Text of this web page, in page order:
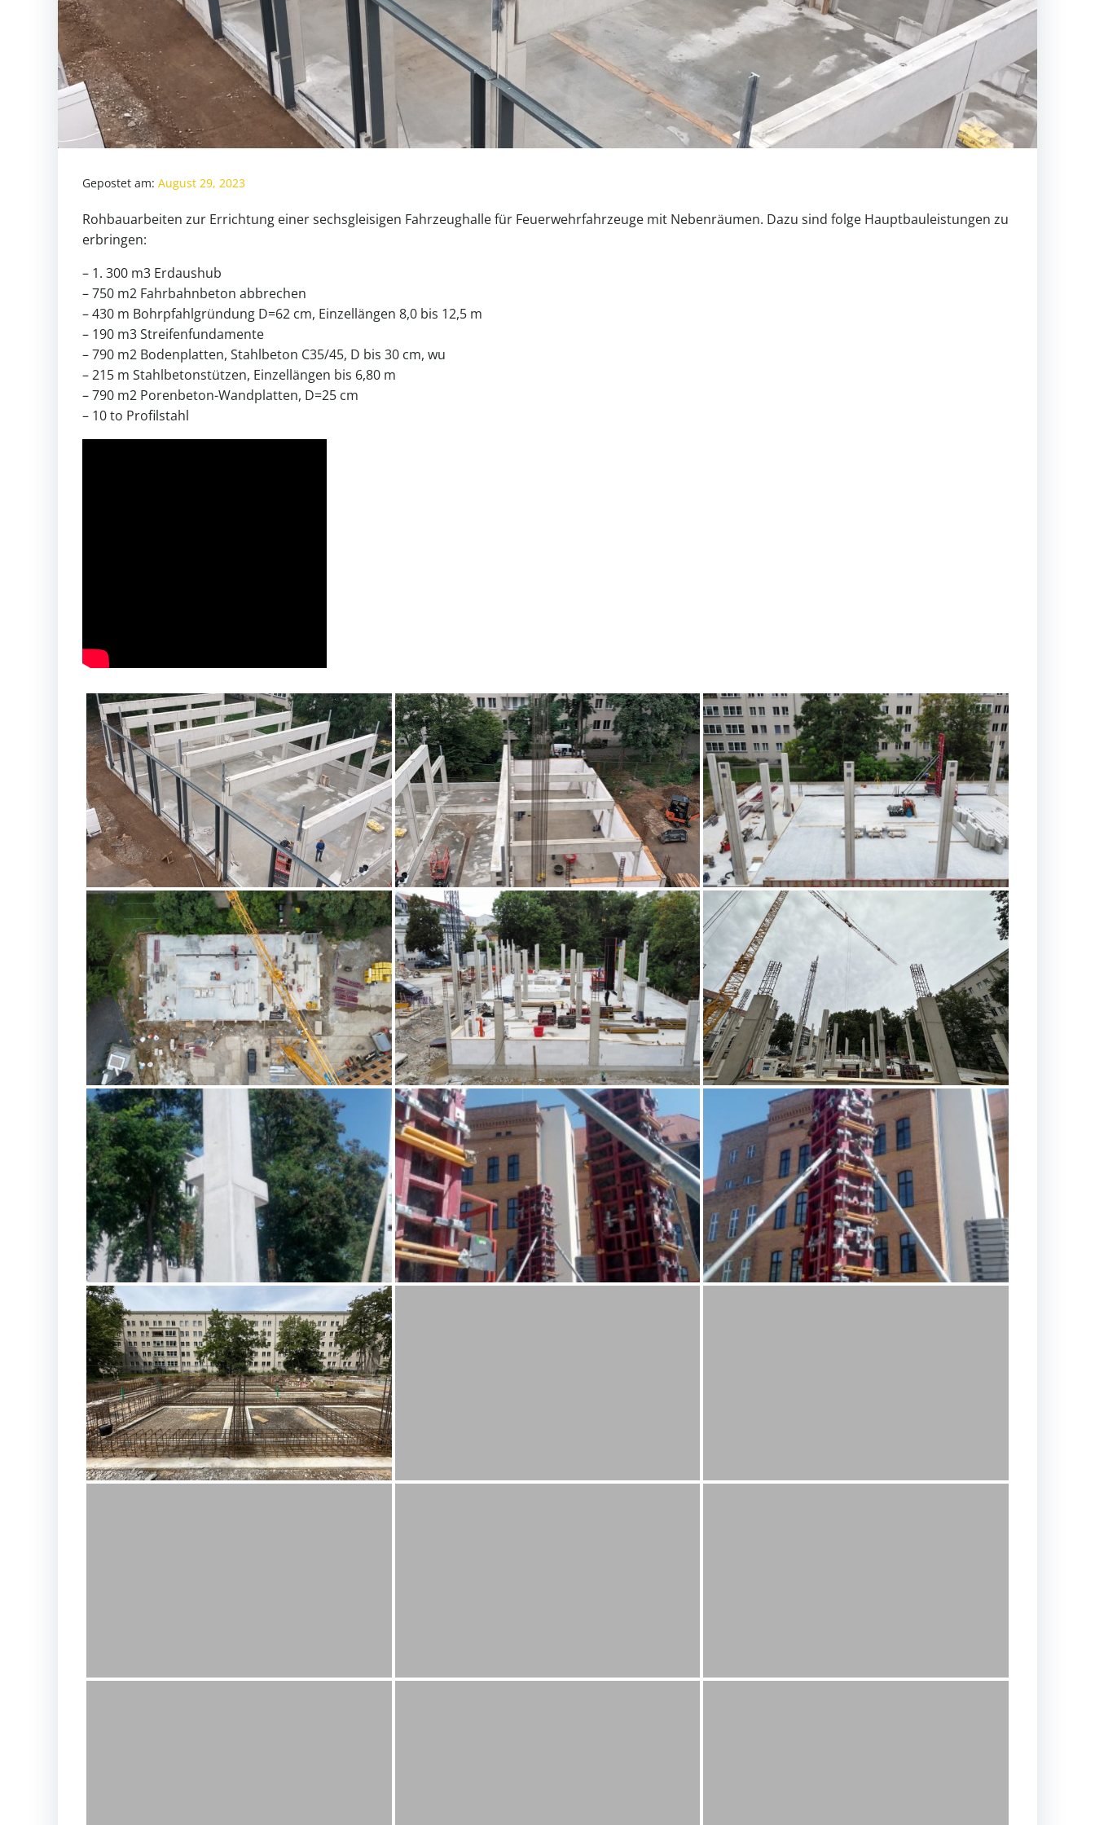
Gepostet am: August 29, 2023
Rohbauarbeiten zur Errichtung einer sechsgleisigen Fahrzeughalle für Feuerwehrfahrzeuge mit Nebenräumen. Dazu sind folge Hauptbauleistungen zu
erbringen:
– 1. 300 m3 Erdaushub
– 750 m2 Fahrbahnbeton abbrechen
– 430 m Bohrpfahlgründung D=62 cm, Einzellängen 8,0 bis 12,5 m
– 190 m3 Streifenfundamente
– 790 m2 Bodenplatten, Stahlbeton C35/45, D bis 30 cm, wu
– 215 m Stahlbetonstützen, Einzellängen bis 6,80 m
– 790 m2 Porenbeton-Wandplatten, D=25 cm
– 10 to Profilstahl